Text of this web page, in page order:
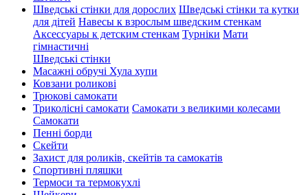
Шведські стінки для дорослих Шведські стінки та кутки
для дітей Навесы к взрослым шведским стенкам
Аксессуары к детским стенкам Турніки Мати
гімнастичні
Шведські стінки
Масажні обручі Хула хупи
Ковзани роликові
Трюкові самокати
Триколісні самокати Самокати з великими колесами
Cамокати
Пенні борди
Скейти
Захист для роликів, скейтів та самокатів
Спортивні пляшки
Термоси та термокухлі